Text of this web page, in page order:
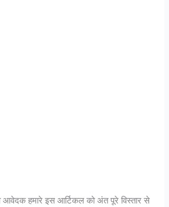
आवेदक हमारे इस आर्टिकल को अंत पूरे विस्तार से